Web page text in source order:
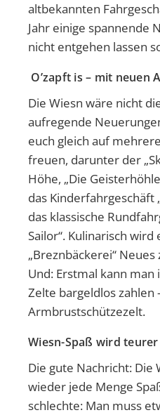
altbekannten
Jahr einige spannende
nicht entgehen lassen
O’zapft is – mit neuen
Die Wiesn wäre nicht
aufregende
euch gleich auf
freuen, darunter der
Höhe, „Die
das Kinderfahrgeschäft
das klassische
Sailor“. Kulinarisch wird
„Breznbäckerei“
Und: Erstmal kann
Zelte bargeldlos zahlen
Armbrustschützezelt.
Wiesn-Spaß wird teurer
Die gute Nachricht: Die
wieder jede Menge
schlechte: Man muss